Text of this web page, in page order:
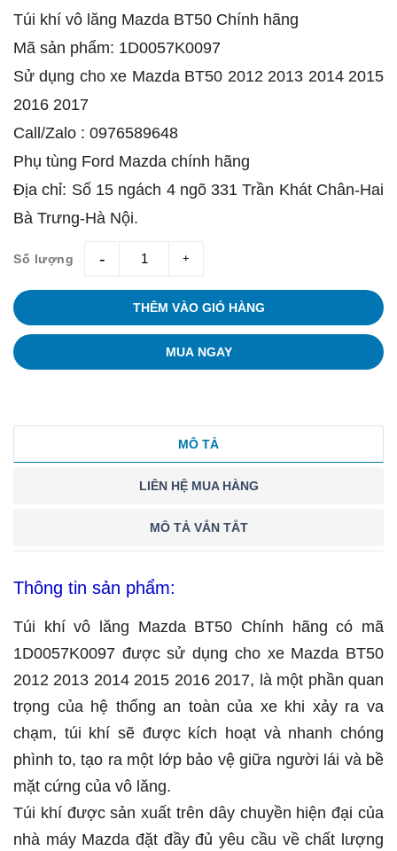
Túi khí vô lăng Mazda BT50 Chính hãng
Mã sản phẩm: 1D0057K0097
Sử dụng cho xe Mazda BT50 2012 2013 2014 2015
2016 2017
Call/Zalo : 0976589648
Phụ tùng Ford Mazda chính hãng
Địa chỉ: Số 15 ngách 4 ngõ 331 Trần Khát Chân-Hai
Bà Trưng-Hà Nội.
Số lượng giam tang
THÊM VÀO GIỎ HÀNG
MUA NGAY
MÔ TẢ
LIÊN HỆ MUA HÀNG
MÔ TẢ VẮN TẮT
Thông tin sản phẩm:
Túi khí vô lăng Mazda BT50 Chính hãng có mã
1D0057K0097 được sử dụng cho xe Mazda BT50
2012 2013 2014 2015 2016 2017, là một phần quan
trọng của hệ thống an toàn của xe khi xảy ra va
chạm, túi khí sẽ được kích hoạt và nhanh chóng
phình to, tạo ra một lớp bảo vệ giữa người lái và bề
mặt cứng của vô lăng.
Túi khí được sản xuất trên dây chuyền hiện đại của
nhà máy Mazda đặt đầy đủ yêu cầu về chất lượng